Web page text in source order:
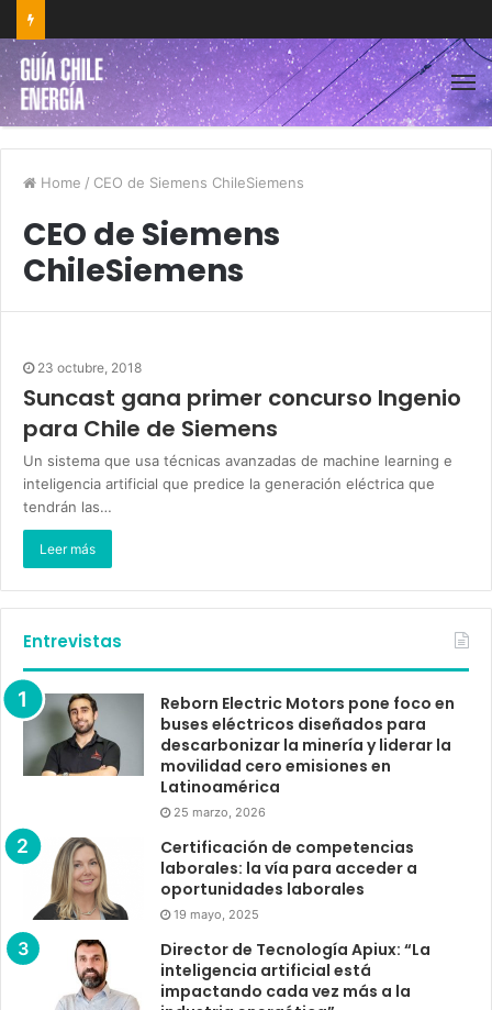
Home / CEO de Siemens ChileSiemens
CEO de Siemens
ChileSiemens
23 octubre, 2018
Suncast gana primer concurso Ingenio
para Chile de Siemens
Un sistema que usa técnicas avanzadas de machine learning e
inteligencia artificial que predice la generación eléctrica que
tendrán las…
Leer más
Entrevistas
Reborn Electric Motors pone foco en
buses eléctricos diseñados para
descarbonizar la minería y liderar la
movilidad cero emisiones en
Latinoamérica
25 marzo, 2026
Certificación de competencias
laborales: la vía para acceder a
oportunidades laborales
19 mayo, 2025
Director de Tecnología Apiux: “La
inteligencia artificial está
impactando cada vez más a la